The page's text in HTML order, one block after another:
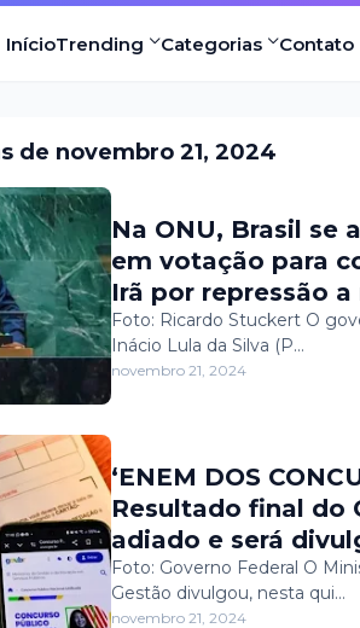
InícioTrending Categorias Contato
de novembro 21, 2024
Na ONU, Brasil se
em votação para
Irã por repressão a
Foto: Ricardo Stuckert O
Inácio Lula da Silva (P…
novembro 21, 2024
‘ENEM DOS
Resultado final do
adiado e será
11 de fevereiro;
cronograma
Foto: Governo Federal O
Gestão divulgou, nesta qui…
novembro 21, 2024